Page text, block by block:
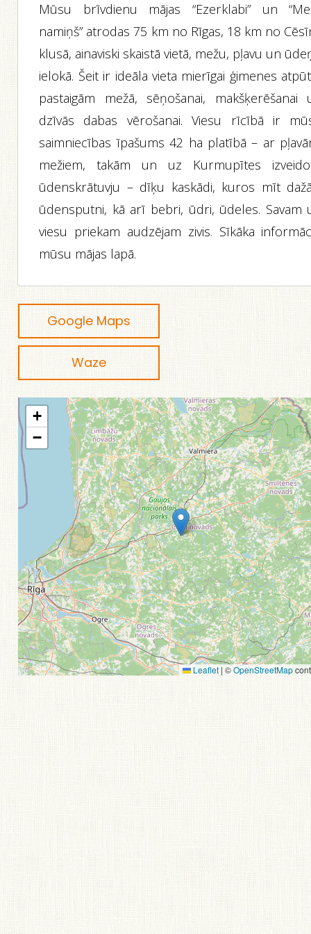
Mūsu brīvdienu mājas “Ezerklabi” un
namiņš” atrodas 75 km no Rīgas, 18 km no
klusā, ainaviski skaistā vietā, mežu, pļavu un
ielokā. Šeit ir ideāla vieta mierīgai ģimenes
pastaigām mežā, sēņošanai, makšķerēšanai
dzīvās dabas vērošanai. Viesu rīcībā ir
saimniecības īpašums 42 ha platībā – ar
mežiem, takām un uz Kurmupītes
ūdenskrātuvju – dīķu kaskādi, kuros mīt
ūdensputni, kā arī bebri, ūdri, ūdeles. Savam
viesu priekam audzējam zivis. Sīkāka
mūsu mājas lapā.
Google Maps
Waze
+
−
Leaflet | ©OpenStreetMap